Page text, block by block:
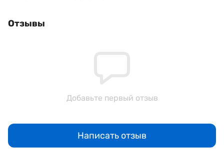
Отзывы
Добавьте первый отзыв
Написать отзыв